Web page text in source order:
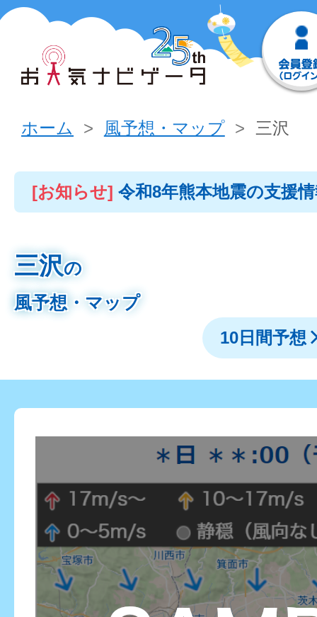
ホーム 風予想・マップ 三沢
[お知らせ] 令和8年熊本地震の支援
三沢の
風予想・マップ
10日間予想